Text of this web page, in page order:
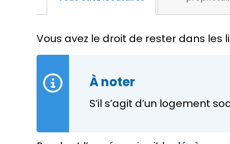
Vous avez le droit de rester dans les
À noter
S’il s’agit d’un logement